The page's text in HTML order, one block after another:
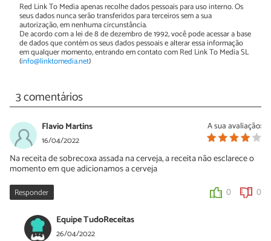
Red Link To Media apenas recolhe dados pessoais para uso interno. Os
seus dados nunca serão transferidos para terceiros sem a sua
autorização, em nenhuma circunstância.
De acordo com a lei de 8 de dezembro de 1992, você pode acessar a base
de dados que contém os seus dados pessoais e alterar essa informação
em qualquer momento, entrando em contato com Red Link To Media SL
(info@linktomedia.net)
3 comentários
A sua avaliação:
Flavio Martins
16/04/2022
Na receita de sobrecoxa assada na cerveja, a receita não esclarece o
momento em que adicionamos a cerveja
Responder 0 0
Equipe TudoReceitas
26/04/2022